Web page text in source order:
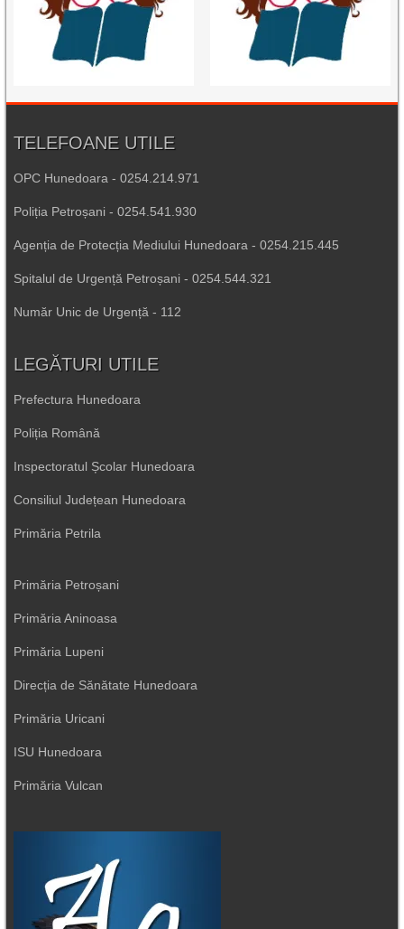
TELEFOANE UTILE
OPC Hunedoara - 0254.214.971
Poliția Petroșani - 0254.541.930
Agenția de Protecția Mediului Hunedoara - 0254.215.445
Spitalul de Urgență Petroșani - 0254.544.321
Număr Unic de Urgență - 112
LEGĂTURI UTILE
Prefectura Hunedoara
Poliția Română
Inspectoratul Școlar Hunedoara
Consiliul Județean Hunedoara
Primăria Petrila
Primăria Petroșani
Primăria Aninoasa
Primăria Lupeni
Direcția de Sănătate Hunedoara
Primăria Uricani
ISU Hunedoara
Primăria Vulcan